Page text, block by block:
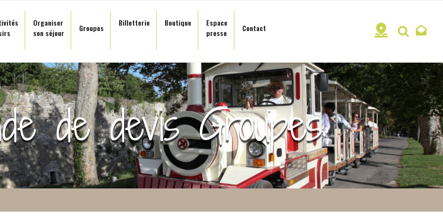
Organiser
son séjour
Groupes
Billetterie Boutique
Espace
presse
Contact
de devis Groupes